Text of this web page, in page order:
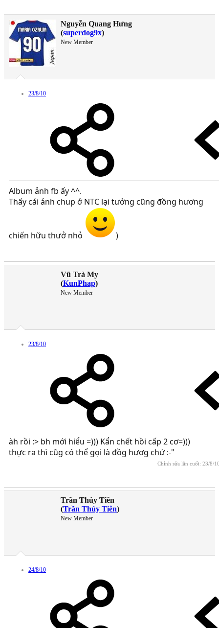
Nguyễn Quang Hưng
(superdog9x)
New Member
23/8/10
Album ảnh fb ấy ^^.
Thấy cái ảnh chup ở NTC lại tưởng cũng đồng hương
chiến hữu thưở nhỏ )
Vũ Trà My
(KunPhap)
New Member
23/8/10
àh rồi :> bh mới hiểu =))) Kẩn chết hồi cấp 2 cơ=)))
thực ra thì cũg có thể gọi là đồg hươg chứ :-"
Chỉnh sửa lần cuối: 23/8/
Trần Thủy Tiên
(Trần Thủy Tiên)
New Member
24/8/10